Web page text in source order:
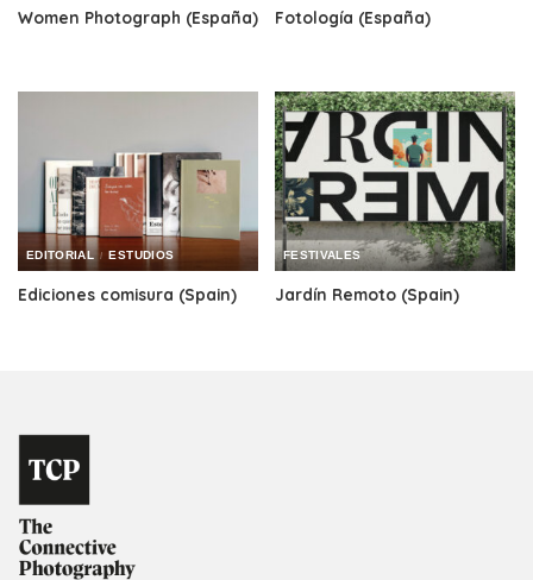
Women Photograph (España) Fotología (España)
EDITORIAL ESTUDIOS
Ediciones comisura (Spain)
FESTIVALES
Jardín Remoto (Spain)